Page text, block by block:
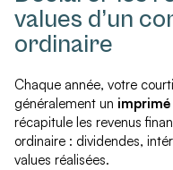
values d’un
ordinaire
Chaque année, votre
généralement un
récapitule les revenus
ordinaire : dividendes,
values réalisées.